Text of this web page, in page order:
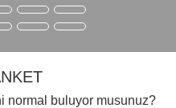
normal buluyor musunuz?